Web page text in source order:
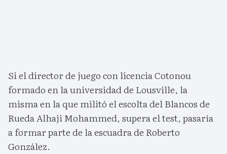
Si el director de juego con licencia Cotonou
formado en la universidad de Lousville, la
misma en la que militó el escolta del Blancos de
Rueda Alhaji Mohammed, supera el test, pasaría
a formar parte de la escuadra de Roberto
González.